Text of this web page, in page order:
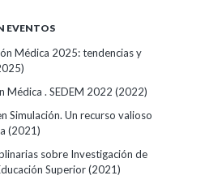
EVENTOS
Médica 2025: tendencias y
Médica . SEDEM 2022 (2022)
Simulación. Un recurso valioso
(2021)
sobre Investigación de
Superior(2021)